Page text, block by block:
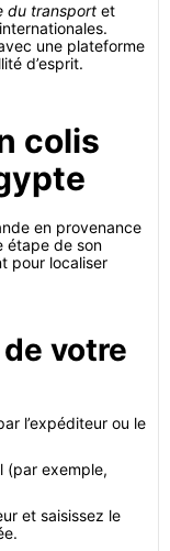
du transport et
une plateforme
d’esprit.
colis
en provenance
étape de son
pour localiser
votre
l’expéditeur ou le
(par exemple,
et saisissez le